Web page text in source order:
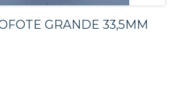
GRANDE 33,5MM